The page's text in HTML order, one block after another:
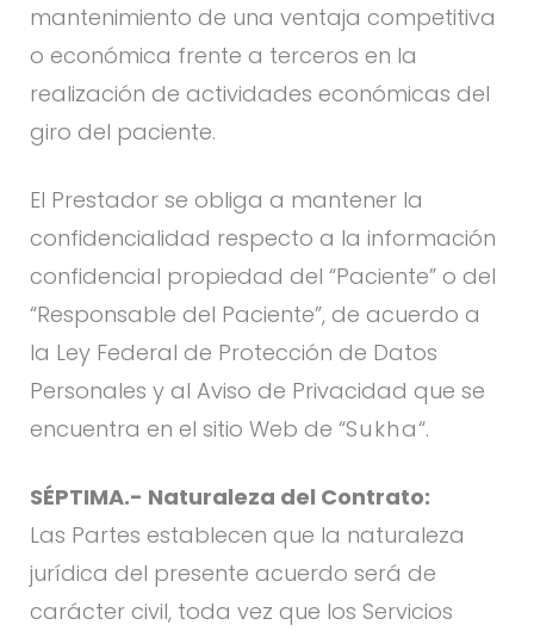
mantenimiento de una ventaja competitiva
o económica frente a terceros en la
realización de actividades económicas del
giro del paciente.
El Prestador se obliga a mantener la
confidencialidad respecto a la información
confidencial propiedad del “Paciente” o del
“Responsable del Paciente”, de acuerdo a
la Ley Federal de Protección de Datos
Personales y al Aviso de Privacidad que se
encuentra en el sitio Web de “Sukha“.
SÉPTIMA.- Naturaleza del Contrato:
Las Partes establecen que la naturaleza
jurídica del presente acuerdo será de
carácter civil, toda vez que los Servicios